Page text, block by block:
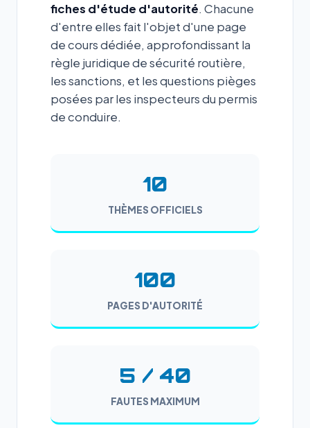
fiches d'étude d'autorité. Chacune
d'entre elles fait l'objet d'une page
de cours dédiée, approfondissant la
règle juridique de sécurité routière,
les sanctions, et les questions pièges
posées par les inspecteurs du permis
de conduire.
10
THÈMES OFFICIELS
100
PAGES D'AUTORITÉ
5 / 40
FAUTES MAXIMUM